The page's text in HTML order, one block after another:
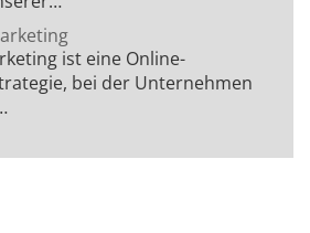
ist eine Online-
bei der Unternehmen